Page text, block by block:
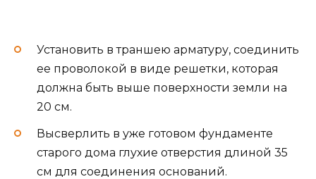
Установить в траншею арматуру, соединить
ее проволокой в виде решетки, которая
должна быть выше поверхности земли на
20 см.
Высверлить в уже готовом фундаменте
старого дома глухие отверстия длиной 35
см для соединения оснований.